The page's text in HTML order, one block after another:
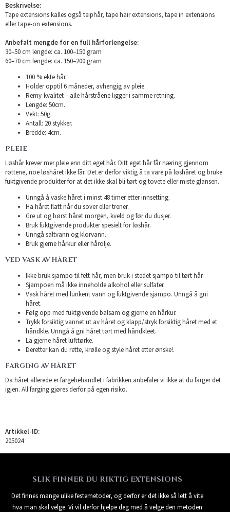
Beskrivelse:
Tape extensions kalles også teiphår, tape hair extensions, tape in extensions
eller tape-on extensions.
Anbefalt mengde for en full hårforlengelse:
30–50 cm lengde: ca. 100–150 gram
60–70 cm lengde: ca. 150–200 gram
100 % ekte hår.
Holder opptil 6 måneder, avhengig av pleie.
Remy-kvalitet – alle hårstråene ligger i samme retning.
Lengde: 50cm.
Vekt: 50g.
Antall: 20 stykker.
Bredde: 4cm.
PLEIE
Løshår krever mer pleie enn ditt eget hår. Ditt eget hår får næring gjennom
røttene, noe løshåret ikke får. Det er derfor viktig å ta vare på løshåret og bruke
fuktgivende produkter for at det ikke skal bli tørt og tovete eller miste glansen.
Unngå å vaske håret i minst 48 timer etter innsetting.
Ha håret flatt når du sover eller trener.
Gre ut og børst håret morgen, kveld og før du dusjer.
Bruk fuktgivende produkter spesielt for løshår.
Unngå saltvann og klorvann.
Bruk gjerne hårkur eller hårolje.
VED VASK AV HÅRET
Ikke bruk sjampo til fett hår, men bruk i stedet sjampo til tørt hår.
Sjampoen må ikke inneholde alkohol eller sulfater.
Vask håret med lunkent vann og fuktgivende sjampo. Unngå å gni
håret.
Følg opp med fuktgivende balsam og gjerne en hårkur.
Trykk forsiktig vannet ut av håret og klapp/stryk forsiktig håret med et
håndkle. Unngå å gni håret tørt med håndkleet.
La gjerne håret lufttørke.
Deretter kan du rette, krølle og style håret etter ønske!.
FARGING AV HÅRET
Da håret allerede er fargebehandlet i fabrikken anbefaler vi ikke at du farger det
igjen. All farging gjøres derfor på egen risiko.
Artikkel-ID:
205024
SLIK FINNER DU RIKTIG EXTENSIONS
Det finnes mange ulike festemetoder, og derfor er det ikke så lett å vite
hva man skal velge. Vi vil derfor hjelpe deg med å velge den metoden